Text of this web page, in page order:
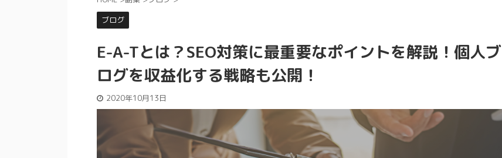
ブログ
E-A-Tとは？SEO対策に最重要なポイントを解説！個人ブ
ログを収益化する戦略も公開！
2020年10月13日